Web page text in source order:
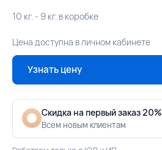
10 кг. - 9 кг. в коробке
Цена доступна в личном кабинете
Узнать цену
Скидка на первый заказ 20%
Всем новым клиентам